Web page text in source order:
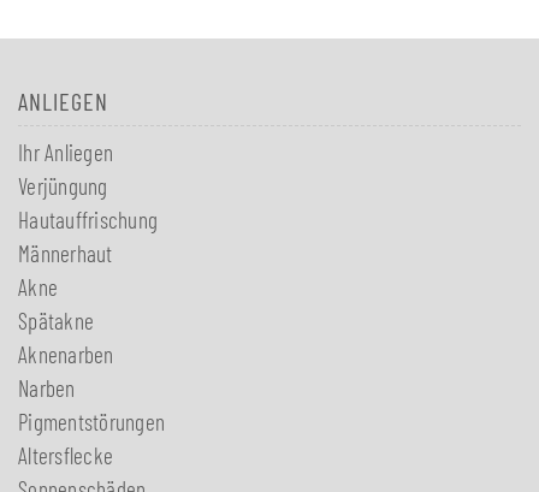
ANLIEGEN
Ihr Anliegen
Verjüngung
Hautauffrischung
Männerhaut
Akne
Spätakne
Aknenarben
Narben
Pigmentstörungen
Altersflecke